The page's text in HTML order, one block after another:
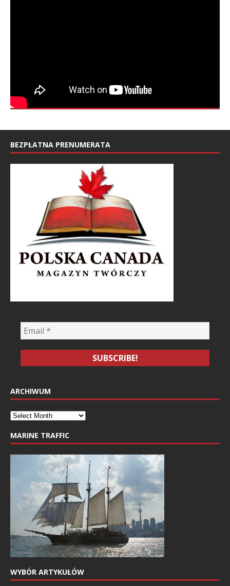
BEZPŁATNA PRENUMERATA
ARCHIWUM
MARINE TRAFFIC
WYBÓR ARTYKUŁÓW